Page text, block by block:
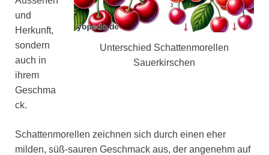
Unterschied Schattenmorellen
Sauerkirschen
und
Herkunft,
sondern
auch in
ihrem
Geschma
ck.
Schattenmorellen zeichnen sich durch einen eher
milden, süß-sauren Geschmack aus, der angenehm auf